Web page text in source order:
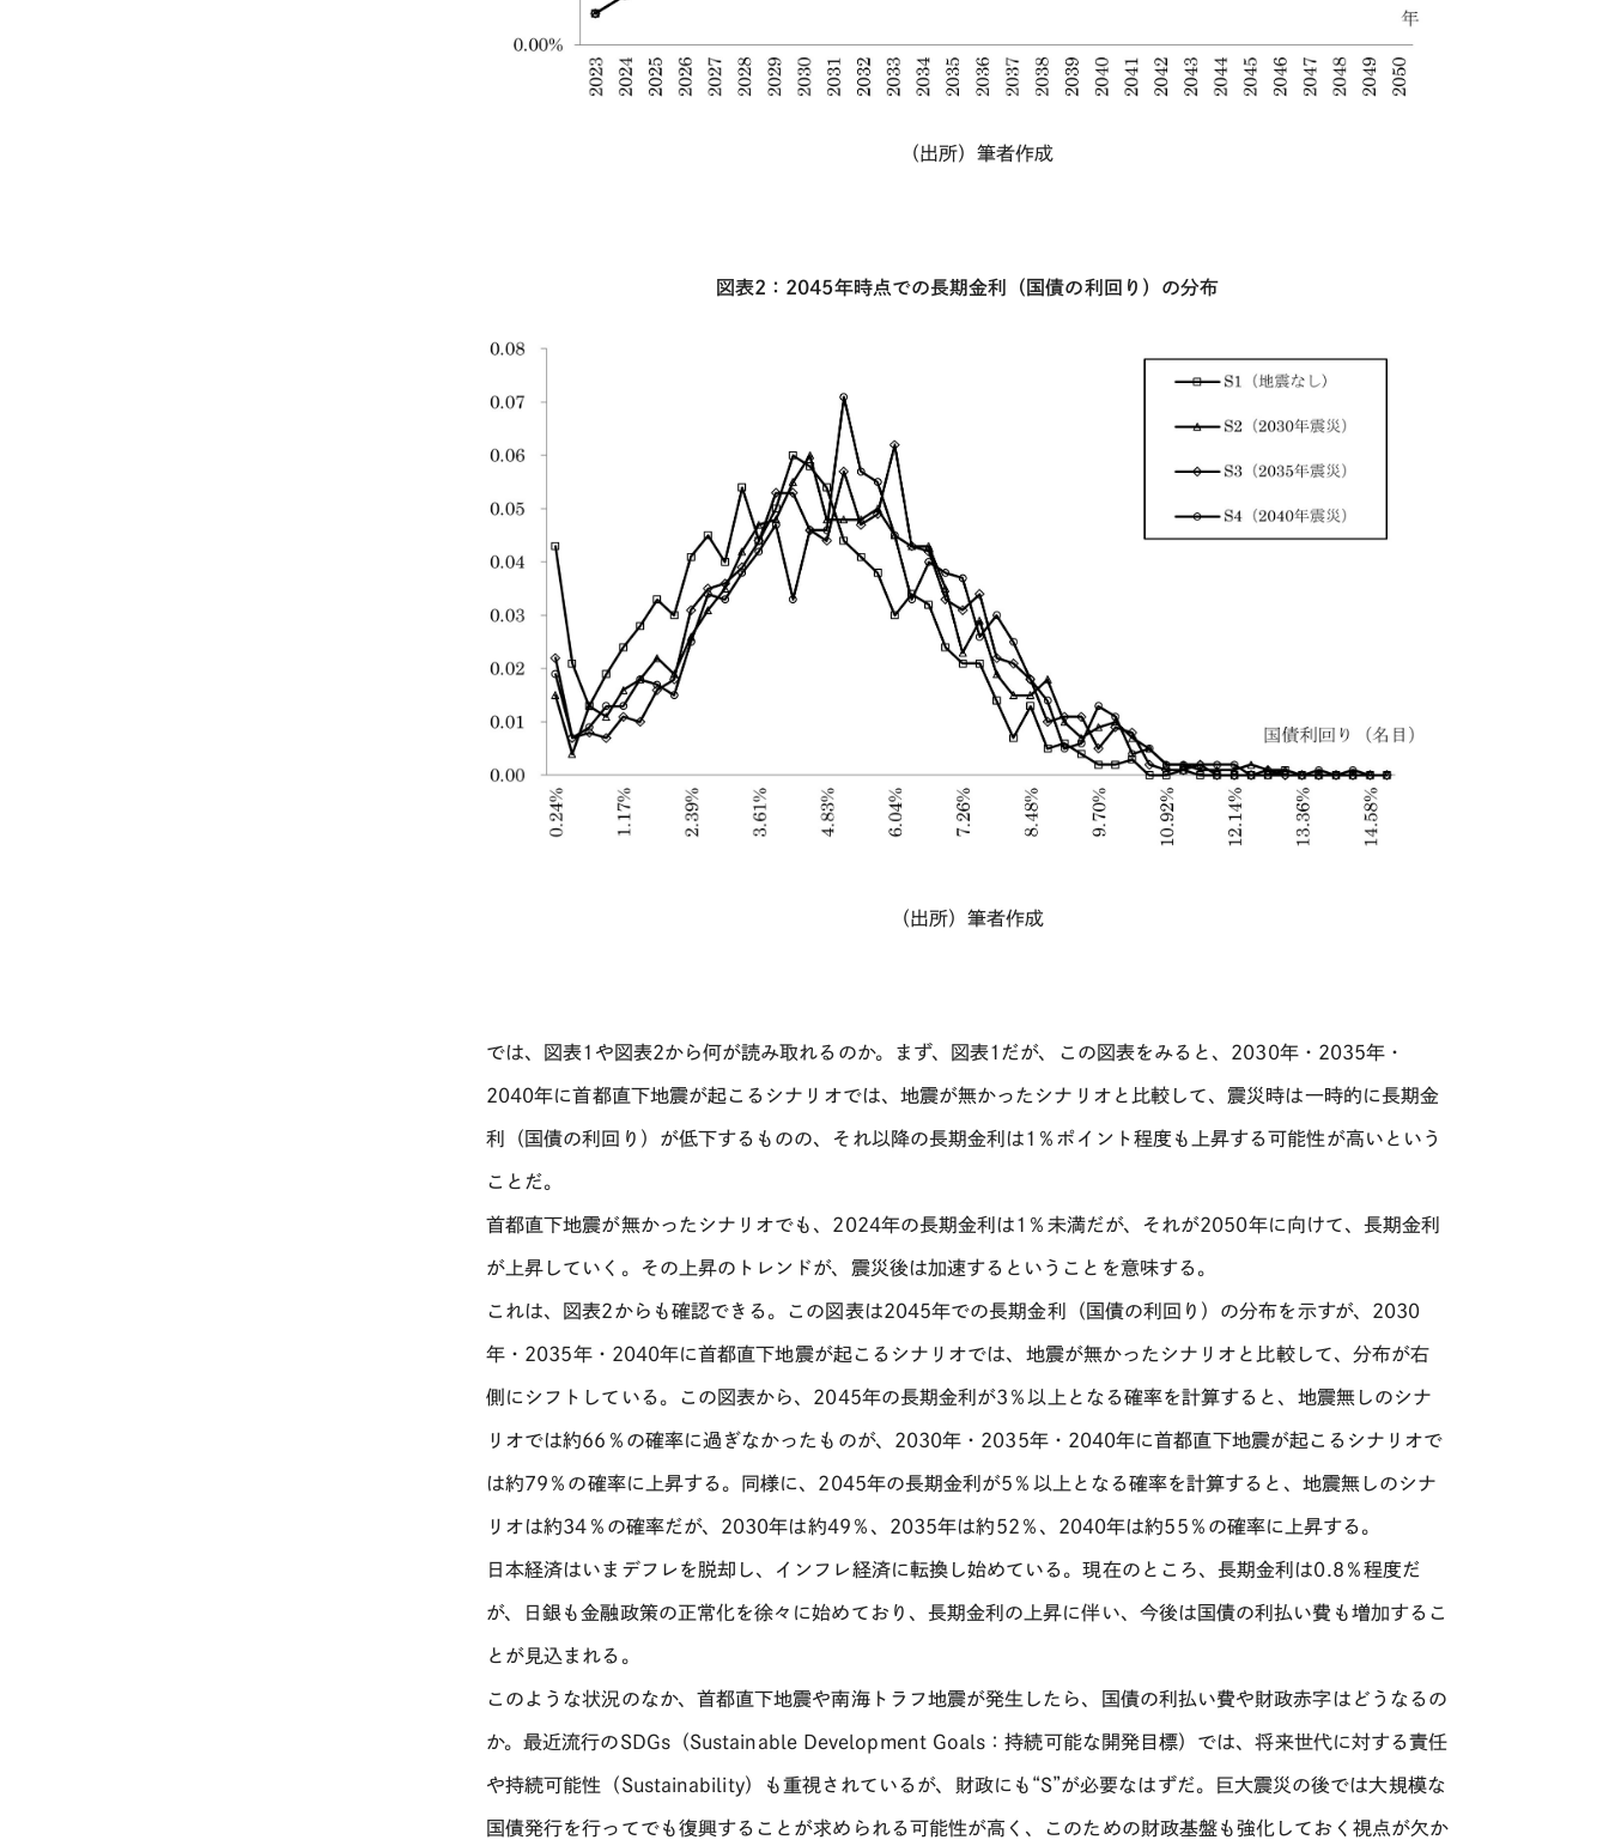
（出所）筆者作成
図表2 ： 2045年時点での長期金利（国債の利回り）の分布
（出所）筆者作成
では、図表1 や図表2から何が読み取れるのか。まず、図表1 だが、この図表をみると、 2030年・ 2035年・
2040年に首都直下地震が起こるシナリオでは、地震が無かったシナリオと比較して、震災時は一時的に長期金
利（国債の利回り）が低下するものの、それ以降の長期金利は1 ％ポイント程度も上昇する可能性が高いという
ことだ。
首都直下地震が無かったシナリオでも、 2024年の長期金利は1 ％未満だが、それが2050年に向けて、長期金利
が上昇していく。その上昇のトレンドが、震災後は加速するということを意味する。
これは、図表2からも確認できる。この図表は2045年での長期金利（国債の利回り）の分布を示すが、 2030
年・ 2035年・ 2040年に首都直下地震が起こるシナリオでは、地震が無かったシナリオと比較して、分布が右
側にシフトしている。この図表から、 2045年の長期金利が3 ％以上となる確率を計算すると、地震無しのシナ
リオでは約66 ％の確率に過ぎなかったものが、 2030年・ 2035年・ 2040年に首都直下地震が起こるシナリオで
は約79 ％の確率に上昇する。同様に、 2045年の長期金利が5 ％以上となる確率を計算すると、地震無しのシナ
リオは約34 ％の確率だが、 2030年は約49 ％、 2035年は約52 ％、 2040年は約55 ％の確率に上昇する。
日本経済はいまデフレを脱却し、インフレ経済に転換し始めている。現在のところ、長期金利は0.8 ％程度だ
が、日銀も金融政策の正常化を徐々に始めており、長期金利の上昇に伴い、今後は国債の利払い費も増加するこ
とが見込まれる。
このような状況のなか、首都直下地震や南海トラフ地震が発生したら、国債の利払い費や財政赤字はどうなるの
か。最近流行のSDGs（Sustainable Development Goals ：持続可能な開発目標）では、将来世代に対する責任
や持続可能性（ Sustainability）も重視されているが、財政にも “S”が必要なはずだ。巨大震災の後では大規模な
国債発行を行ってでも復興することが求められる可能性が高く、このための財政基盤も強化しておく視点が欠か